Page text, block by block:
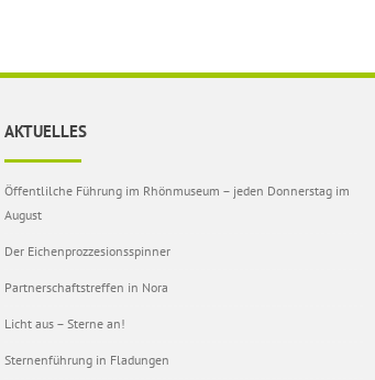
AKTUELLES
Öffentlilche Führung im Rhönmuseum – jeden Donnerstag im
August
Der Eichenprozzesionsspinner
Partnerschaftstreffen in Nora
Licht aus – Sterne an!
Sternenführung in Fladungen